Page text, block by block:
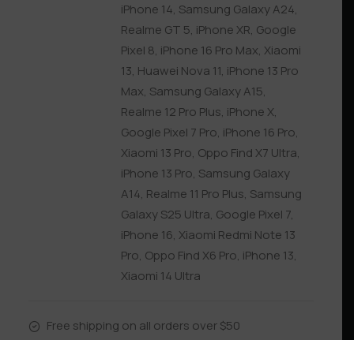
iPhone 14, Samsung Galaxy A24,
Realme GT 5, iPhone XR, Google
Pixel 8, iPhone 16 Pro Max, Xiaomi
13, Huawei Nova 11, iPhone 13 Pro
Max, Samsung Galaxy A15,
Realme 12 Pro Plus, iPhone X,
Google Pixel 7 Pro, iPhone 16 Pro,
Xiaomi 13 Pro, Oppo Find X7 Ultra,
iPhone 13 Pro, Samsung Galaxy
A14, Realme 11 Pro Plus, Samsung
Galaxy S25 Ultra, Google Pixel 7,
iPhone 16, Xiaomi Redmi Note 13
Pro, Oppo Find X6 Pro, iPhone 13,
Xiaomi 14 Ultra
Free shipping on all orders over $50